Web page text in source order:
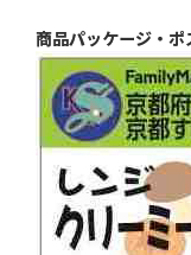
商品パッケージ・ポ